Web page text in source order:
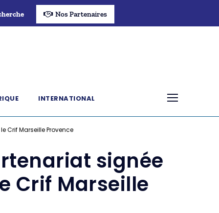
Nos Partenaires
INTERNATIONAL
Crif Marseille Provence
signée
Crif Marseille